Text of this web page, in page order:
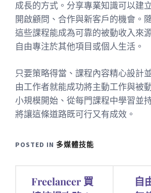
成長的方式。分享專業知識可以建
開啟顧問、合作與新客戶的機會。
這些課程能成為可靠的被動收入來
自由專注於其他項目或個人生活。
只要策略得當、課程內容精心設計
由工作者就能成功將主動工作與被
小規模開始、從每門課程中學習並
將讓這條道路既可行又有成效。
POSTED IN 多媒體技能
Freelancer 買
自